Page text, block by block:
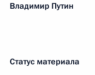
Владимир Путин
Статус материала